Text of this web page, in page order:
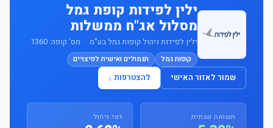
ילין לפידות קופת גמל
מסלול אג"ח ממשלות
ילין לפידות ניהול קופות גמל בע"מ · מס' קופה: 1360
קופות גמל תגמולים ואישית לפיצויים
שמור לאזור האישי להצטרפות ↓
תשואה שנתית דמי ניהול